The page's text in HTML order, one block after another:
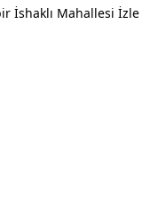
İshaklı Mahallesi İzle